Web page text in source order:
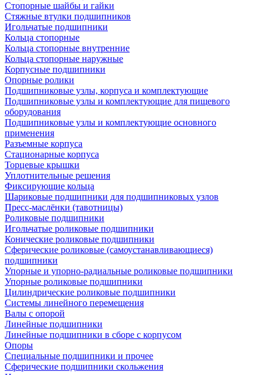
Стопорные шайбы и гайки
Стяжные втулки подшипников
Игольчатые подшипники
Кольца стопорные
Кольца стопорные внутренние
Кольца стопорные наружные
Корпусные подшипники
Опорные ролики
Подшипниковые узлы, корпуса и комплектующие
Подшипниковые узлы и комплектующие для пищевого
оборудования
Подшипниковые узлы и комплектующие основного
применения
Разъемные корпуса
Стационарные корпуса
Торцевые крышки
Уплотнительные решения
Фиксирующие кольца
Шариковые подшипники для подшипниковых узлов
Пресс-маслёнки (тавотницы)
Роликовые подшипники
Игольчатые роликовые подшипники
Конические роликовые подшипники
Сферические роликовые (самоустанавливающиеся)
подшипники
Упорные и упорно-радиальные роликовые подшипники
Упорные роликовые подшипники
Цилиндрические роликовые подшипники
Системы линейного перемещения
Валы с опорой
Линейные подшипники
Линейные подшипники в сборе с корпусом
Опоры
Специальные подшипники и прочее
Сферические подшипники скольжения